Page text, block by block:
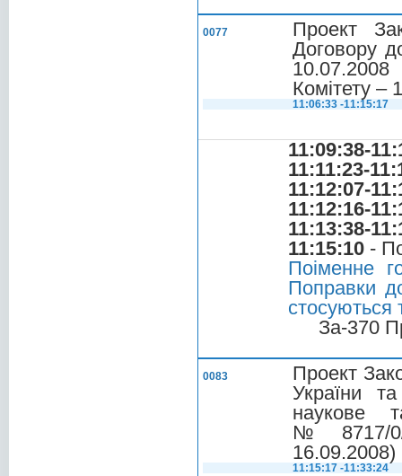
0077
Проект
Договору
Комітету –
11:06:33 -11:15:17
11:09:38-
11:11:23-
11:12:07-
11:12:16-
11:13:38-
11:15:10 -
Поіменне
Поправки
стосуються
За-370
0083
Проект
України
наукове
№ 8717/0/
16.09.2008)
11:15:17 -11:33:24